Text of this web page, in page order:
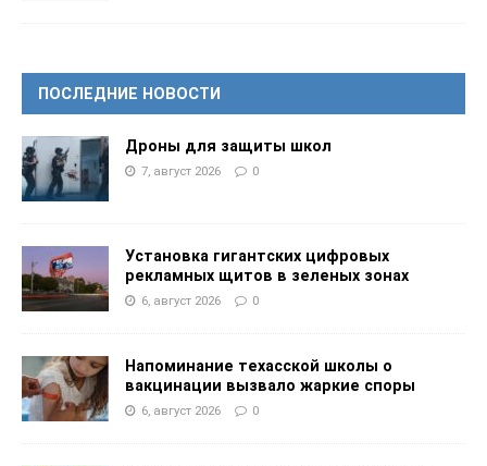
ПОСЛЕДНИЕ НОВОСТИ
Дроны для защиты школ
7, август 2026 0
Установка гигантских цифровых
рекламных щитов в зеленых зонах
6, август 2026 0
Напоминание техасской школы о
вакцинации вызвало жаркие споры
6, август 2026 0